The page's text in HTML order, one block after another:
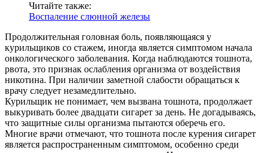
Читайте также:
Воспаление слюнной железы
Продолжительная головная боль, появляющаяся у
курильщиков со стажем, иногда является симптомом начала
онкологического заболевания. Когда наблюдаются тошнота,
рвота, это признак ослабления организма от воздействия
никотина. При наличии заметной слабости обращаться к
врачу следует незамедлительно.
Курильщик не понимает, чем вызвана тошнота, продолжает
выкуривать более двадцати сигарет за день. Не догадываясь,
что защитные силы организма пытаются оберечь его.
Многие врачи отмечают, что тошнота после курения сигарет
является распространенным симптомом, особенно среди